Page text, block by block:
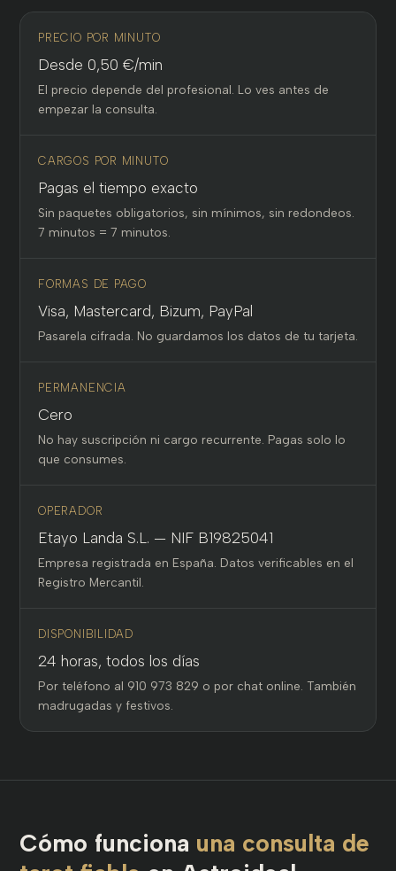
PRECIO POR MINUTO
Desde 0,50 €/min
El precio depende del profesional. Lo ves antes de
empezar la consulta.
CARGOS POR MINUTO
Pagas el tiempo exacto
Sin paquetes obligatorios, sin mínimos, sin redondeos.
7 minutos = 7 minutos.
FORMAS DE PAGO
Visa, Mastercard, Bizum, PayPal
Pasarela cifrada. No guardamos los datos de tu tarjeta.
PERMANENCIA
Cero
No hay suscripción ni cargo recurrente. Pagas solo lo
que consumes.
OPERADOR
Etayo Landa S.L. — NIF B19825041
Empresa registrada en España. Datos verificables en el
Registro Mercantil.
DISPONIBILIDAD
24 horas, todos los días
Por teléfono al 910 973 829 o por chat online. También
madrugadas y festivos.
Cómo funciona una consulta de